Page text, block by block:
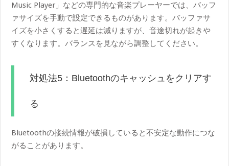
Music Player」などの専門的な音楽プレーヤーでは、バッフ
ァサイズを手動で設定できるものがあります。バッファサ
イズを小さくすると遅延は減りますが、音途切れが起きや
すくなります。バランスを見ながら調整してください。
対処法5：Bluetoothのキャッシュをクリアす
る
Bluetoothの接続情報が破損していると不安定な動作につな
がることがあります。